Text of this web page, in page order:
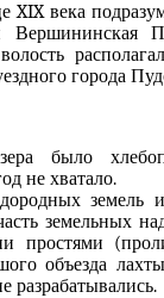
века
Вершининская
города
было
не хватало.
земель
земельных
простями
объезда
разрабатывались.